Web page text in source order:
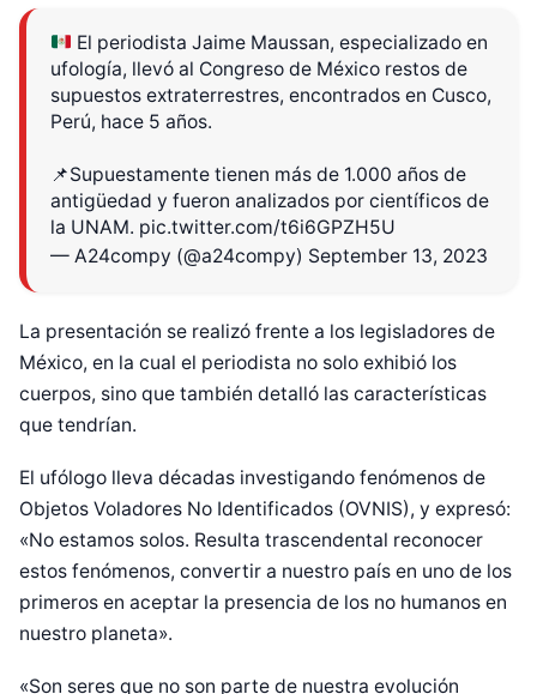
El periodista Jaime Maussan, especializado en
ufología, llevó al Congreso de México restos de
supuestos extraterrestres, encontrados en Cusco,
Perú, hace 5 años.
📌Supuestamente tienen más de 1.000 años de
antigüedad y fueron analizados por científicos de
la UNAM. pic.twitter.com/t6i6GPZH5U
— A24compy (@a24compy) September 13, 2023
La presentación se realizó frente a los legisladores de
México, en la cual el periodista no solo exhibió los
cuerpos, sino que también detalló las características
que tendrían.
El ufólogo lleva décadas investigando fenómenos de
Objetos Voladores No Identificados (OVNIS), y expresó:
«No estamos solos. Resulta trascendental reconocer
estos fenómenos, convertir a nuestro país en uno de los
primeros en aceptar la presencia de los no humanos en
nuestro planeta».
«Son seres que no son parte de nuestra evolución